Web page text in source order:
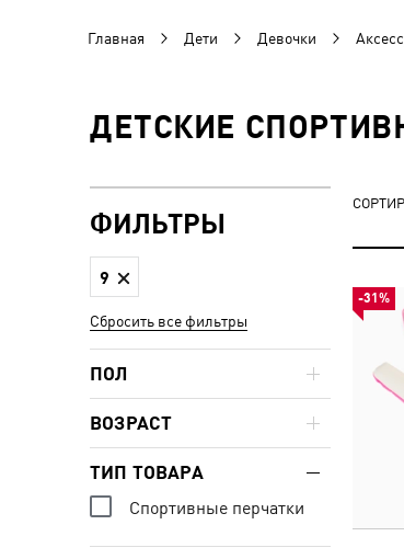
Главная Дети Девочки
ДЕТСКИЕ
-31%
ФИЛЬТРЫ
9
Сбросить все фильтры
ПОЛ
ВОЗРАСТ
ТИП ТОВАРА
Спортивные перчатки